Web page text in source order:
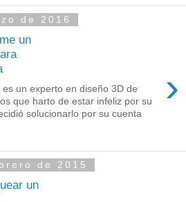
de 2016
un
›
es un experto en diseño 3D de
que harto de estar infeliz por su
solucionarlo por su cuenta
de 2015
un